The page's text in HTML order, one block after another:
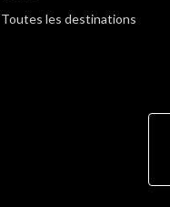
Toutes les destinations